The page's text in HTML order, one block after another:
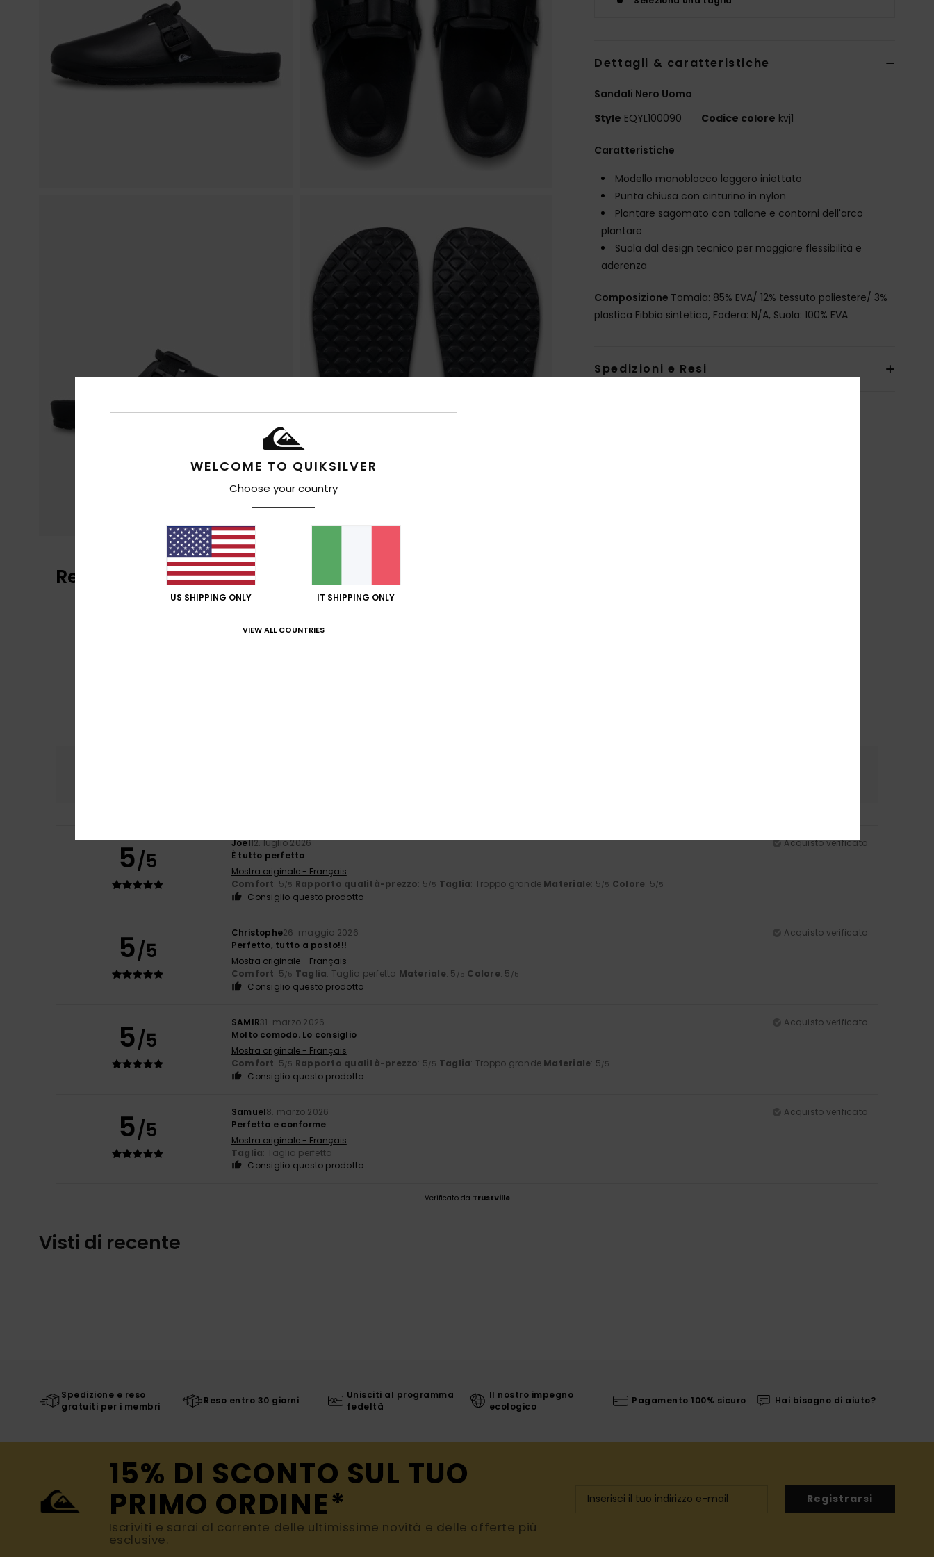
Dettagli & caratteristiche
Sandali Nero Uomo
Style EQYL100090 Codice colore kvj1
Caratteristiche
Modello monoblocco leggero iniettato
Punta chiusa con cinturino in nylon
Plantare sagomato con tallone e contorni dell'arco
plantare
Suola dal design tecnico per maggiore flessibilità e
aderenza
Composizione Tomaia: 85% EVA/ 12% tessuto poliestere/ 3%
plastica Fibbia sintetica, Fodera: N/A, Suola: 100% EVA
Spedizioni e Resi
Recensioni dei clienti
5/5
Joel12. luglio 2026
Acquisto verificato
È tutto perfetto
Mostra originale - Français
Comfort: 5 /5 Rapporto qualità-prezzo: 5 /5 Taglia: Troppo grande Materiale: 5 /5 Colore: 5 /5
Consiglio questo prodotto
5/5
Christophe26. maggio 2026
Acquisto verificato
Perfetto, tutto a posto!!!
Mostra originale - Français
Comfort: 5 /5 Taglia: Taglia perfetta Materiale: 5 /5 Colore: 5 /5
Consiglio questo prodotto
5/5
SAMIR31. marzo 2026
Acquisto verificato
Molto comodo. Lo consiglio
Mostra originale - Français
Comfort: 5 /5 Rapporto qualità-prezzo: 5 /5 Taglia: Troppo grande Materiale: 5 /5
Consiglio questo prodotto
5/5
Samuel8. marzo 2026
Acquisto verificato
Perfetto e conforme
Mostra originale - Français
Taglia: Taglia perfetta
Consiglio questo prodotto
Verificato da TrustVille
Visti di recente
Spedizione e reso
gratuiti per i membri
Reso entro 30 giorni
Unisciti al programma
fedeltà
Il nostro impegno
ecologico
Pagamento 100% sicuro Hai bisogno di aiuto?
15% DI SCONTO SUL TUO
PRIMO ORDINE*
Iscriviti e sarai al corrente delle ultimissime novità e delle offerte più
esclusive.
Registrarsi
WELCOME TO QUIKSILVER
Choose your country
US SHIPPING ONLY IT SHIPPING ONLY
VIEW ALL COUNTRIES